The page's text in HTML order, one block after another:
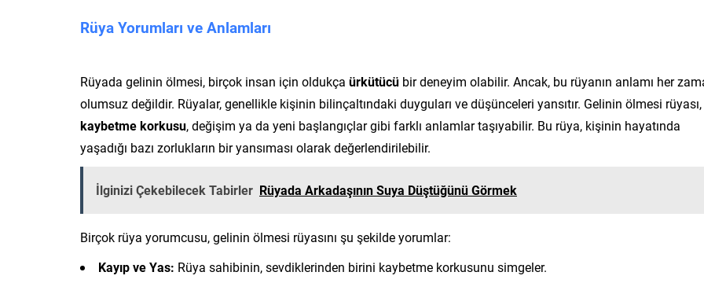
Rüya Yorumları ve Anlamları
Rüyada gelinin ölmesi, birçok insan için oldukça ürkütücü bir deneyim olabilir. Ancak, bu rüyanın anlamı her
olumsuz değildir. Rüyalar, genellikle kişinin bilinçaltındaki duyguları ve düşünceleri yansıtır. Gelinin ölmesi rüyası,
kaybetme korkusu, değişim ya da yeni başlangıçlar gibi farklı anlamlar taşıyabilir. Bu rüya, kişinin hayatında
yaşadığı bazı zorlukların bir yansıması olarak değerlendirilebilir.
İlginizi Çekebilecek Tabirler Rüyada Arkadaşının Suya Düştüğünü Görmek
Birçok rüya yorumcusu, gelinin ölmesi rüyasını şu şekilde yorumlar:
Kayıp ve Yas: Rüya sahibinin, sevdiklerinden birini kaybetme korkusunu simgeler.